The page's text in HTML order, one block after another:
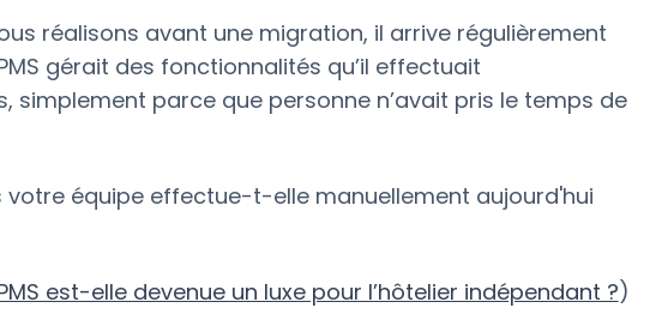
réalisons avant une migration, il arrive régulièrement
gérait des fonctionnalités qu’il effectuait
simplement parce que personne n’avait pris le temps de
votre équipe effectue-t-elle manuellement aujourd'hui
est-elle devenue un luxe pour l’hôtelier indépendant ?)